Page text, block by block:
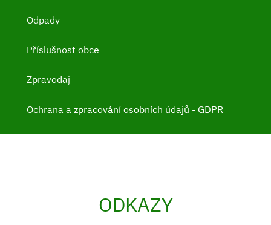
Odpady
Příslušnost obce
Zpravodaj
Ochrana a zpracování osobních údajů - GDPR
ODKAZY